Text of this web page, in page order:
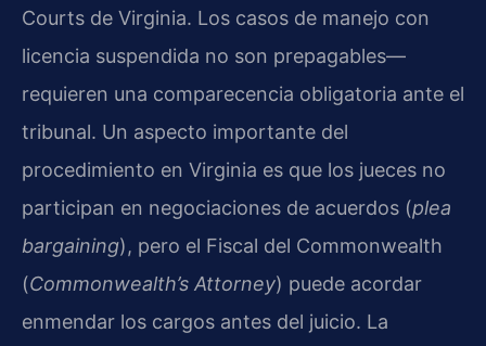
Courts de Virginia. Los casos de manejo con
licencia suspendida no son prepagables—
requieren una comparecencia obligatoria ante el
tribunal. Un aspecto importante del
procedimiento en Virginia es que los jueces no
participan en negociaciones de acuerdos (plea
bargaining), pero el Fiscal del Commonwealth
(Commonwealth’s Attorney) puede acordar
enmendar los cargos antes del juicio. La